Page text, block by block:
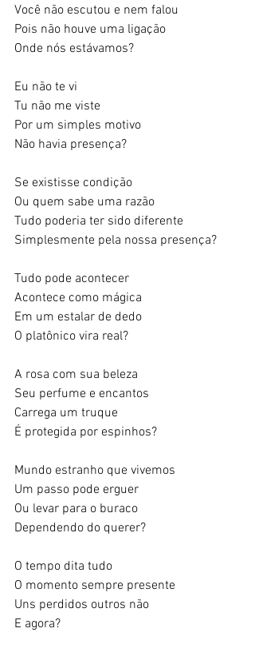
Você não escutou e nem falou
Pois não houve uma ligação
Onde nós estávamos?
Eu não te vi
Tu não me viste
Por um simples motivo
Não havia presença?
Se existisse condição
Ou quem sabe uma razão
Tudo poderia ter sido diferente
Simplesmente pela nossa presença?
Tudo pode acontecer
Acontece como mágica
Em um estalar de dedo
O platônico vira real?
A rosa com sua beleza
Seu perfume e encantos
Carrega um truque
É protegida por espinhos?
Mundo estranho que vivemos
Um passo pode erguer
Ou levar para o buraco
Dependendo do querer?
O tempo dita tudo
O momento sempre presente
Uns perdidos outros não
E agora?